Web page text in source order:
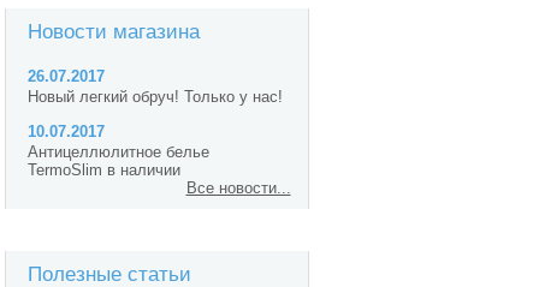
Новости магазина
26.07.2017
Новый легкий обруч! Только у нас!
10.07.2017
Антицеллюлитное белье
TermoSlim в наличии
Все новости...
Полезные статьи